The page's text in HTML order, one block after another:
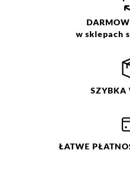
w sklepach
SZYBKA
ŁATWE